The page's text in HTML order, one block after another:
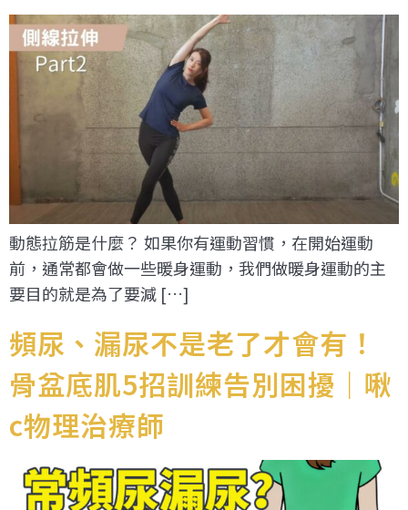
動態拉筋是什麼？ 如果你有運動習慣，在開始運動
前，通常都會做一些暖身運動，我們做暖身運動的主
要目的就是為了要減 […]
頻尿、漏尿不是老了才會有！
骨盆底肌5招訓練告別困擾｜啾
c物理治療師